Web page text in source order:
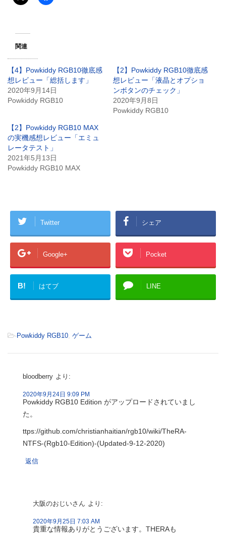
関連
【4】Powkiddy RGB10徹底感
想レビュー「総括します」
2020年9月14日
Powkiddy RGB10
【2】Powkiddy RGB10徹底感
想レビュー「液晶とオプショ
ンボタンのチェック」
2020年9月8日
Powkiddy RGB10
【2】Powkiddy RGB10 MAX
の実機感想レビュー「エミュ
レータテスト」
2021年5月13日
Powkiddy RGB10 MAX
Twitter シェア
Google+ Pocket
B! はてブ LINE
-Powkiddy RGB10 ゲーム
bloodberry より:
2020年9月24日 9:09 PM
Powkiddy RGB10 Edition がアップロードされていまし
た。
ttps://github.com/christianhaitian/rgb10/wiki/TheRA-
NTFS-(Rgb10-Edition)-(Updated-9-12-2020)
返信
大阪のおじいさん より:
2020年9月25日 7:03 AM
貴重な情報ありがとうございます。THERAも